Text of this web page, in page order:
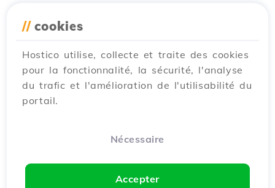
Rediriger le site de la version
sécurisée depuis le panneau
d'administration Plesk.
Tutoriels / Plesk
Dans ce tutoriel, nous allons présenter les
1
Vues 1451
// cookies
Hostico utilise, collecte et traite des cookies
pour la fonctionnalité, la sécurité, l'analyse
du trafic et l'amélioration de l'utilisabilité du
portail.
Nécessaire
Accepter